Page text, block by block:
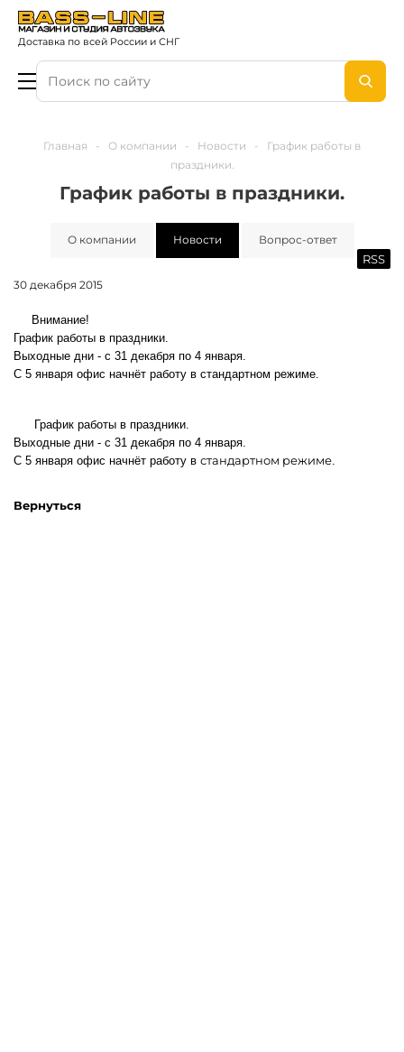
Доставка по всей России и СНГ
Главная - О компании - Новости -
График работы в
праздники.
График работы в праздники.
О компании Новости Вопрос-ответ
RSS
30 декабря 2015
Внимание!
График работы в праздники.
Выходные дни - с 31 декабря по 4 января.
С 5 января офис начнёт работу в стандартном режиме.
График работы в праздники.
Выходные дни - с 31 декабря по 4 января.
С 5 января офис начнёт работу в стандартном режиме.
Вернуться